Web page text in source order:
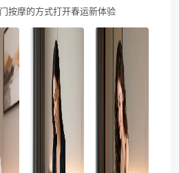
按摩的方式打开春运新体验